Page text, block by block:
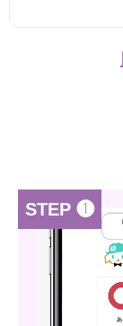
STEP ❶